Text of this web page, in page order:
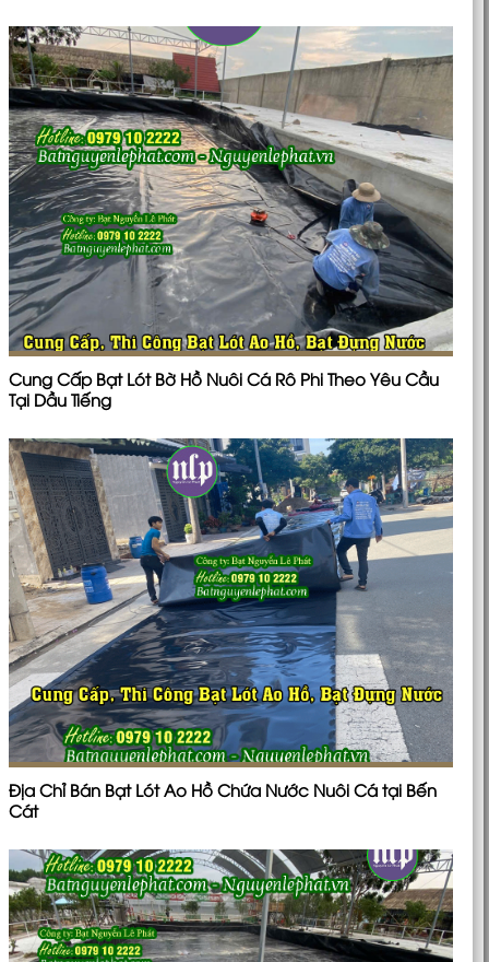
Cung Cấp Bạt Lót Bờ Hồ Nuôi Cá Rô Phi Theo Yêu Cầu
Tại Dầu Tiếng
Địa Chỉ Bán Bạt Lót Ao Hồ Chứa Nước Nuôi Cá tại Bến
Cát